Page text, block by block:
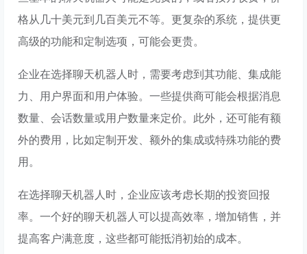
格从几十美元到几百美元不等。更复杂的系统，提供更
高级的功能和定制选项，可能会更贵。
企业在选择聊天机器人时，需要考虑到其功能、集成能
力、用户界面和用户体验。一些提供商可能会根据消息
数量、会话数量或用户数量来定价。此外，还可能有额
外的费用，比如定制开发、额外的集成或特殊功能的费
用。
在选择聊天机器人时，企业应该考虑长期的投资回报
率。一个好的聊天机器人可以提高效率，增加销售，并
提高客户满意度，这些都可能抵消初始的成本。